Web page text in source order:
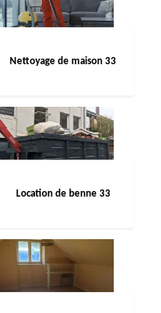
Nettoyage de maison 33
Location de benne 33